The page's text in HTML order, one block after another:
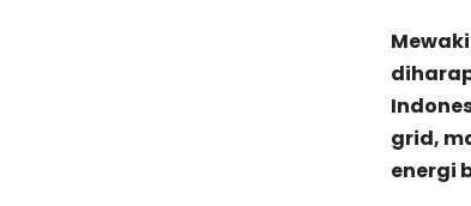
grid,
energi